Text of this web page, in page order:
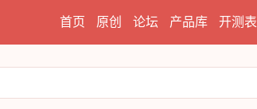
首页 原创 论坛 产品库 开测表